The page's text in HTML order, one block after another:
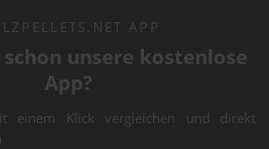
APP
schon unsere kostenlose
App?
einem Klick vergleichen und direkt